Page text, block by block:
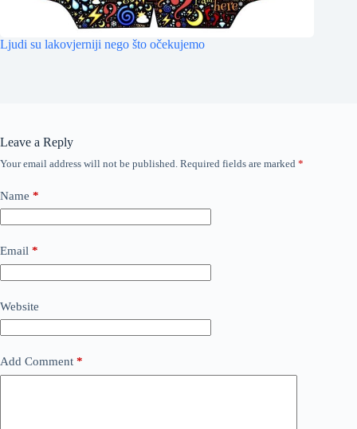
Ljudi su lakovjerniji nego što očekujemo
Leave a Reply
Your email address will not be published. Required fields are marked *
Name *
Email *
Website
Add Comment *